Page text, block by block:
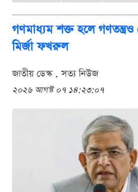
গণমাধ্যম শক্ত হলে
মির্জা ফখরুল
জাতীয় ডেস্ক . সত্য নিউজ
২০২৬ আগস্ট ০৭ ১৪:২৩:০৭